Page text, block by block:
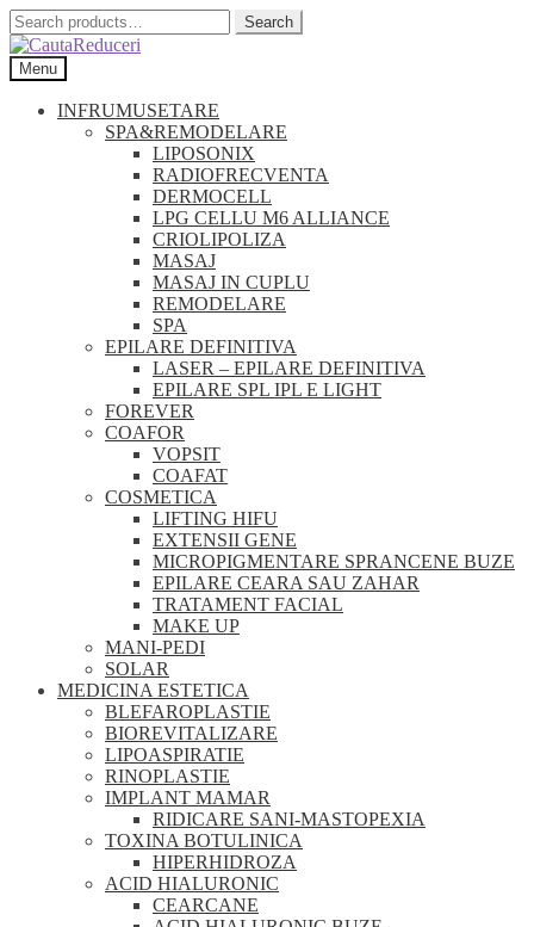
Skip
to
navigation
Skip
to
content
Search
for:
Search
Menu
INFRUMUSETARE
SPA&REMODELARE
LIPOSONIX
RADIOFRECVENTA
DERMOCELL
LPG CELLU M6 ALLIANCE
CRIOLIPOLIZA
MASAJ
MASAJ IN CUPLU
REMODELARE
SPA
EPILARE DEFINITIVA
LASER – EPILARE DEFINITIVA
EPILARE SPL IPL E LIGHT
FOREVER
COAFOR
VOPSIT
COAFAT
COSMETICA
LIFTING HIFU
EXTENSII GENE
MICROPIGMENTARE SPRANCENE BUZE
EPILARE CEARA SAU ZAHAR
TRATAMENT FACIAL
MAKE UP
MANI-PEDI
SOLAR
MEDICINA ESTETICA
BLEFAROPLASTIE
BIOREVITALIZARE
LIPOASPIRATIE
RINOPLASTIE
IMPLANT MAMAR
RIDICARE SANI-MASTOPEXIA
TOXINA BOTULINICA
HIPERHIDROZA
ACID HIALURONIC
CEARCANE